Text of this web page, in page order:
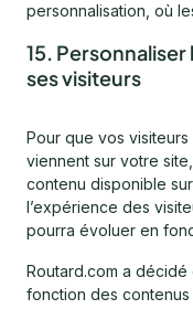
personnalisation, où
15.
ses visiteurs
Pour que vos
viennent sur votre
contenu disponible sur
l’expérience des
pourra évoluer en
Routard.com a
fonction des